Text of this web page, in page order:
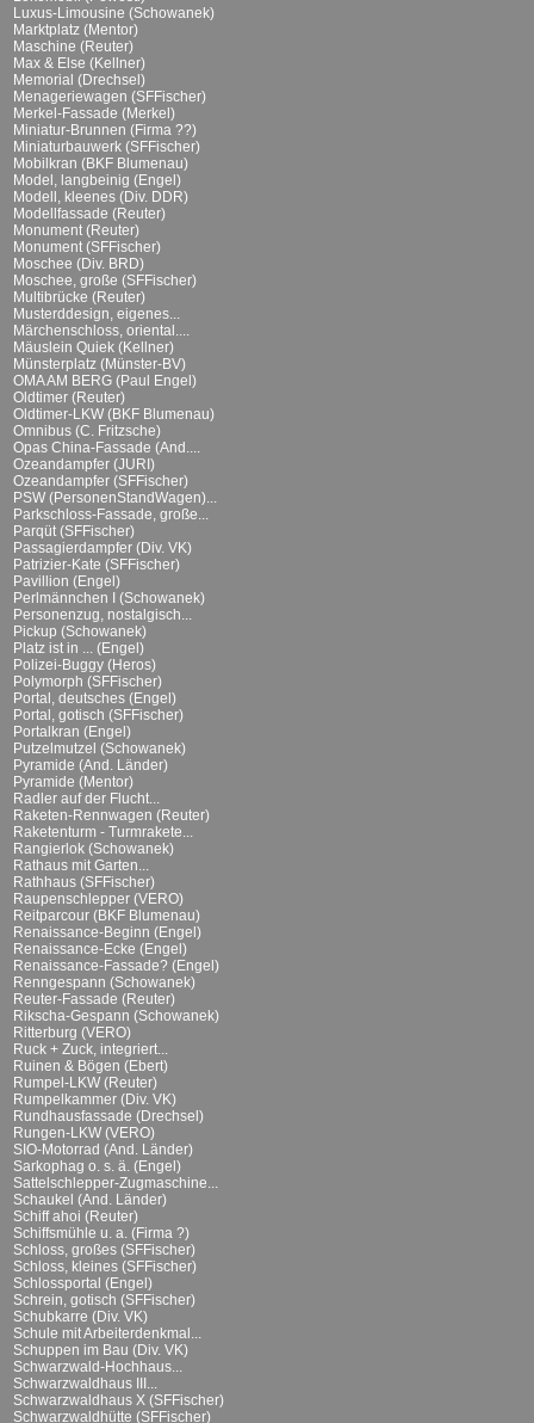
Luxus-Limousine (Schowanek)
Marktplatz (Mentor)
Maschine (Reuter)
Max & Else (Kellner)
Memorial (Drechsel)
Menageriewagen (SFFischer)
Merkel-Fassade (Merkel)
Miniatur-Brunnen (Firma ??)
Miniaturbauwerk (SFFischer)
Mobilkran (BKF Blumenau)
Model, langbeinig (Engel)
Modell, kleenes (Div. DDR)
Modellfassade (Reuter)
Monument (Reuter)
Monument (SFFischer)
Moschee (Div. BRD)
Moschee, große (SFFischer)
Multibrücke (Reuter)
Musterddesign, eigenes...
Märchenschloss, oriental....
Mäuslein Quiek (Kellner)
Münsterplatz (Münster-BV)
OMA AM BERG (Paul Engel)
Oldtimer (Reuter)
Oldtimer-LKW (BKF Blumenau)
Omnibus (C. Fritzsche)
Opas China-Fassade (And....
Ozeandampfer (JURI)
Ozeandampfer (SFFischer)
PSW (PersonenStandWagen)...
Parkschloss-Fassade, große...
Parqüt (SFFischer)
Passagierdampfer (Div. VK)
Patrizier-Kate (SFFischer)
Pavillion (Engel)
Perlmännchen I (Schowanek)
Personenzug, nostalgisch...
Pickup (Schowanek)
Platz ist in ... (Engel)
Polizei-Buggy (Heros)
Polymorph (SFFischer)
Portal, deutsches (Engel)
Portal, gotisch (SFFischer)
Portalkran (Engel)
Putzelmutzel (Schowanek)
Pyramide (And. Länder)
Pyramide (Mentor)
Radler auf der Flucht...
Raketen-Rennwagen (Reuter)
Raketenturm - Turmrakete...
Rangierlok (Schowanek)
Rathaus mit Garten...
Rathhaus (SFFischer)
Raupenschlepper (VERO)
Reitparcour (BKF Blumenau)
Renaissance-Beginn (Engel)
Renaissance-Ecke (Engel)
Renaissance-Fassade? (Engel)
Renngespann (Schowanek)
Reuter-Fassade (Reuter)
Rikscha-Gespann (Schowanek)
Ritterburg (VERO)
Ruck + Zuck, integriert...
Ruinen & Bögen (Ebert)
Rumpel-LKW (Reuter)
Rumpelkammer (Div. VK)
Rundhausfassade (Drechsel)
Rungen-LKW (VERO)
SIO-Motorrad (And. Länder)
Sarkophag o. s. ä. (Engel)
Sattelschlepper-Zugmaschine...
Schaukel (And. Länder)
Schiff ahoi (Reuter)
Schiffsmühle u. a. (Firma ?)
Schloss, großes (SFFischer)
Schloss, kleines (SFFischer)
Schlossportal (Engel)
Schrein, gotisch (SFFischer)
Schubkarre (Div. VK)
Schule mit Arbeiterdenkmal...
Schuppen im Bau (Div. VK)
Schwarzwald-Hochhaus...
Schwarzwaldhaus III...
Schwarzwaldhaus X (SFFischer)
Schwarzwaldhütte (SFFischer)